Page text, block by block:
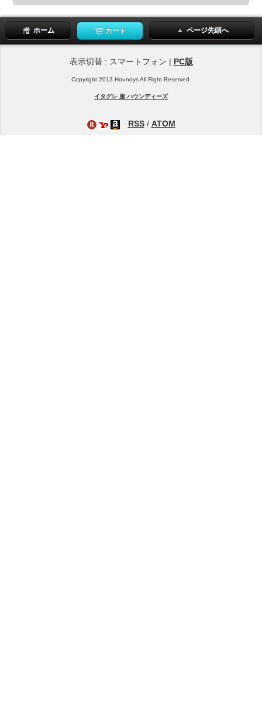
ホーム カート ページ先頭へ
表示切替 : スマートフォン | PC版
Copyright 2013.Houndys All Right Reserved.
イタグレ 服 ハウンディーズ
RSS/ ATOM